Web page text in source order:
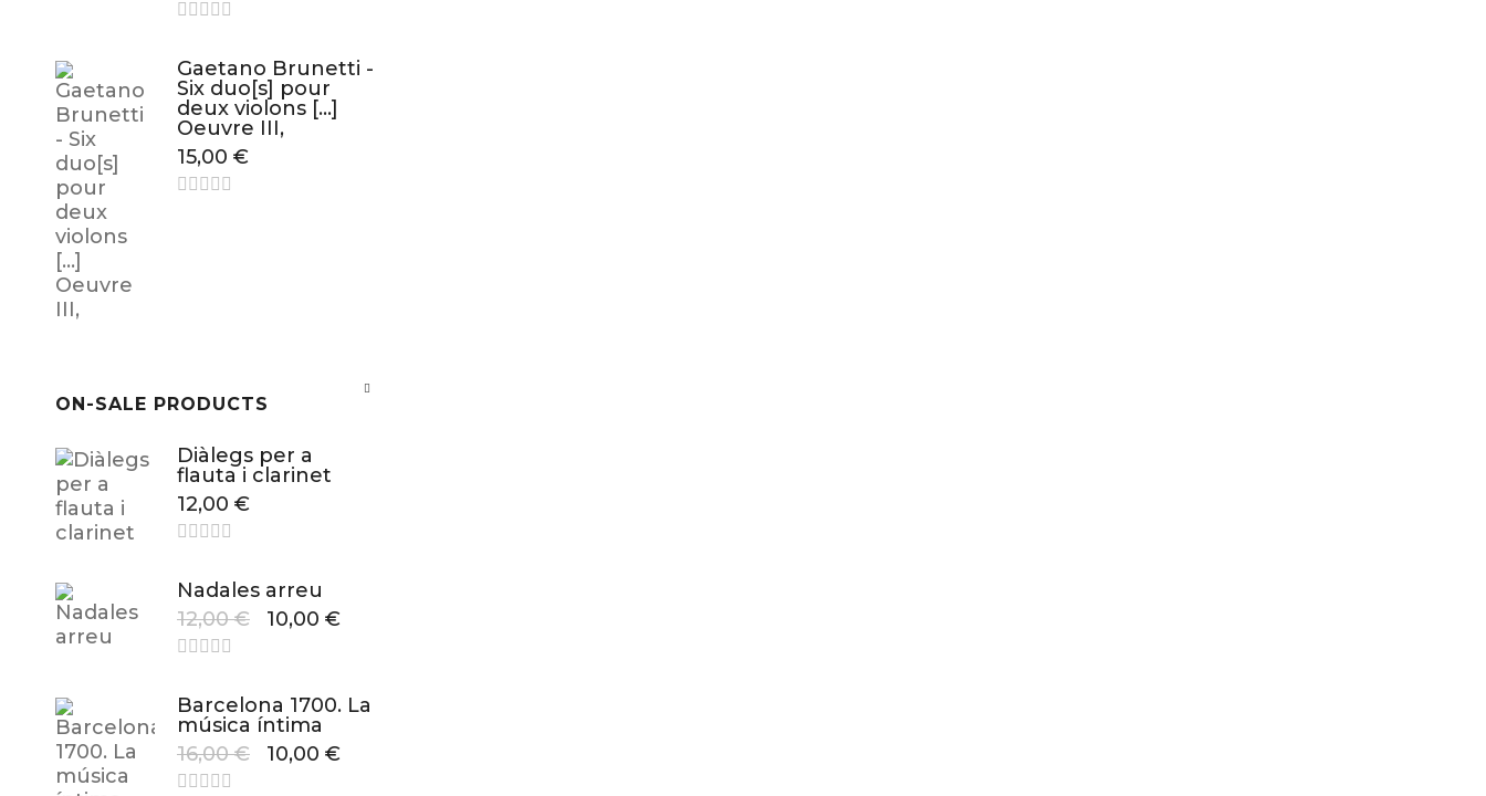
Gaetano Brunetti -
Six duo[s] pour
deux violons […]
Oeuvre III,
15,00 €
ON-SALE PRODUCTS
Diàlegs per a
flauta i clarinet
12,00 €
Nadales arreu
12,00€ 10,00 €
Barcelona 1700. La
música íntima
16,00€ 10,00 €